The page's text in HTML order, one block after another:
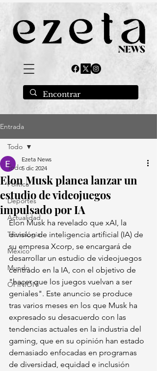
Entrada
Todo
Política
Deportes
Actualidad
Tecnología
México
Mundo
OPINIÓN
Todo
Elon Musk planea lanzar un
estudio de videojuegos
impulsado por IA
Ezeta News
5 dic 2024
Elon Musk ha revelado que xAI, la
división de inteligencia artificial (IA) de
su empresa Xcorp, se encargará de
desarrollar un estudio de videojuegos
centrado en la IA, con el objetivo de
"hacer que los juegos vuelvan a ser
geniales". Este anuncio se produce
tras varios meses en los que Musk ha
expresado su desacuerdo con las
tendencias actuales en la industria del
gaming, que en su opinión han estado
demasiado enfocadas en programas
de diversidad, equidad e inclusión